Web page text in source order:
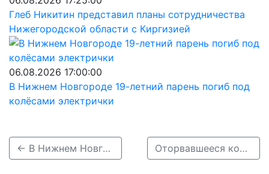
Глеб Никитин представил планы сотрудничества
Нижегородской области с Киргизией
06.08.2026 17:00:00
В Нижнем Новгороде 19-летний парень погиб под
колёсами электрички
← В Нижнем Новгороде ищут водителя автобуса, из-за которого упал пассажир Оторвавшееся колесо грузовика сломало ногу велосипедисту в Семенове →